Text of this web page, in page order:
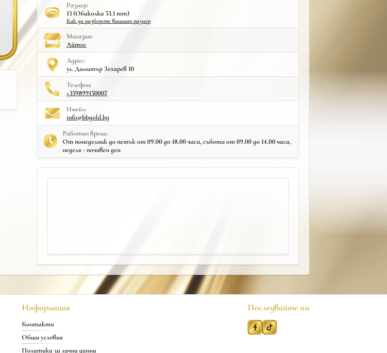
Размер:
13 (Обиколка 53.1 mm)
Как да разберете вашият размер
Mагазин:
Айтос
Адрес:
ул. Димитър Зехирев 10
Телефон:
+359899150007
Имейл:
info@bbgold.bg
Работно време:
От понеделник до петък от 09.00 до 18.00 часа, събота от 09.00 до 14.00 часа,
неделя - почивен ден
Информация
Контакти
Общи условия
Политика за лични данни
Последвайте ни